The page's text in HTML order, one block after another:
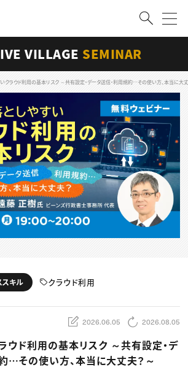
会員登録
探す
人検索
！
作
ラム トップ
ー
ビュー
トップ
VILLAGE SEMINAR
クラウド利用の基本リスク ～共有設定・データ送信・利用規約…その使い方、本当に大
スキル クラウド利用
2026.06.05 2026.08.05
ウド利用の基本リスク ～共有設定・デ
…その使い方、本当に大丈夫？～